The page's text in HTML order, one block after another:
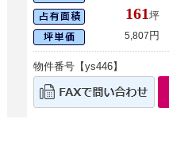
161坪
5,807円
物件番号【ys446】